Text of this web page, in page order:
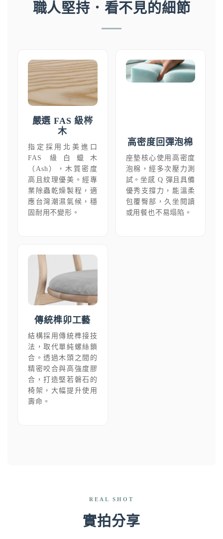
職人堅持．看不見的細節
嚴選 FAS 級梣
木
指定採用北美進口
FAS 級白蠟木
（Ash），木質密度
高且紋理優美。經專
業除蟲乾燥製程，適
應台灣潮濕氣候，穩
固耐用不變形。
高密度回彈泡棉
座墊核心使用高密度
泡棉，經多次壓力測
試。坐感 Q 彈且具備
優秀支撐力，能溫柔
包覆臀部，久坐閱讀
或用餐也不易塌陷。
傳統榫卯工藝
結構採用傳統榫接技
法，取代單純螺絲鎖
合。透過木頭之間的
精密咬合與高強度膠
合，打造堅若磐石的
椅架，大幅提升使用
壽命。
REAL SHOT
實拍分享